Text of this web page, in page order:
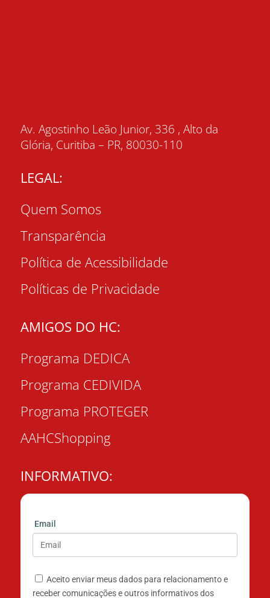
Av. Agostinho Leão Junior, 336 , Alto da
Glória, Curitiba – PR, 80030-110
LEGAL:
Quem Somos
Transparência
Política de Acessibilidade
Políticas de Privacidade
AMIGOS DO HC:
Programa DEDICA
Programa CEDIVIDA
Programa PROTEGER
AAHCShopping
INFORMATIVO:
Email
Aceito enviar meus dados para relacionamento e
receber comunicações e outros informativos dos